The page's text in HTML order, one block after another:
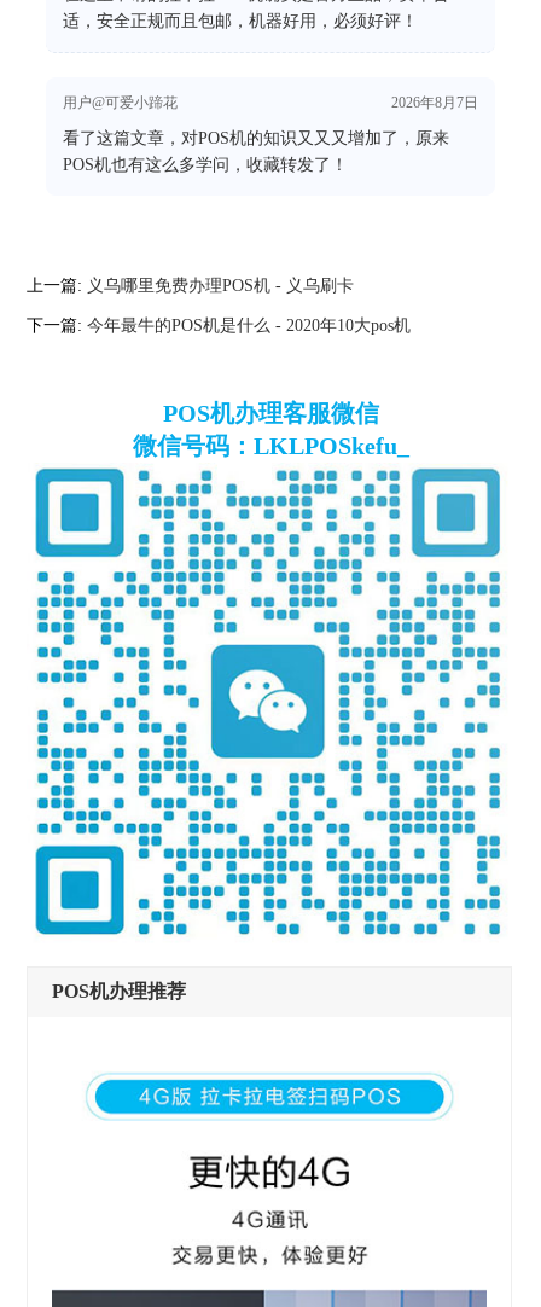
适，安全正规而且包邮，机器好用，必须好评！
用户@可爱小蹄花 2026年8月7日
看了这篇文章，对POS机的知识又又又增加了，原来
POS机也有这么多学问，收藏转发了！
上一篇: 义乌哪里免费办理POS机 - 义乌刷卡
下一篇:今年最牛的POS机是什么 - 2020年10大pos机
POS机办理客服微信
微信号码：LKLPOSkefu_
POS机办理推荐